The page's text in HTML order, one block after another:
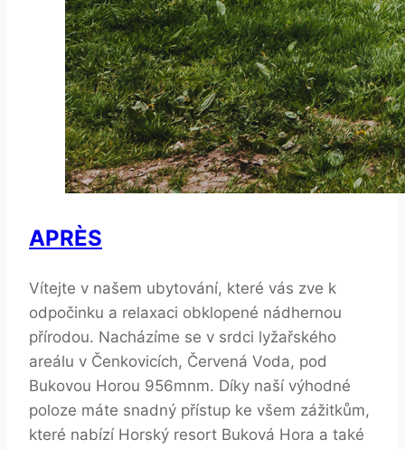
APRÈS
Vítejte v našem ubytování, které vás zve k
odpočinku a relaxaci obklopené nádhernou
přírodou. Nacházíme se v srdci lyžařského
areálu v Čenkovicích, Červená Voda, pod
Bukovou Horou 956mnm. Díky naší výhodné
poloze máte snadný přístup ke všem zážitkům,
které nabízí Horský resort Buková Hora a také